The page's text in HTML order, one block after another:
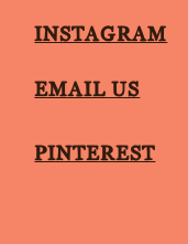
INSTAGRAM
EMAIL US
PINTEREST